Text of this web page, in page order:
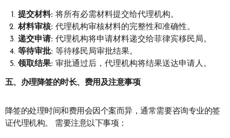
提交材料: 将所有必需材料提交给代理机构。
材料审核: 代理机构审核材料的完整性和准确性。
递交申请: 代理机构将申请材料递交给菲律宾移民局。
等待审批: 等待移民局审批结果。
领取结果: 审批通过后，代理机构将结果送达申请人。
五、办理降签的时长、费用及注意事项
降签的处理时间和费用会因个案而异，通常需要咨询专业的签
证代理机构。 需要注意以下事项：